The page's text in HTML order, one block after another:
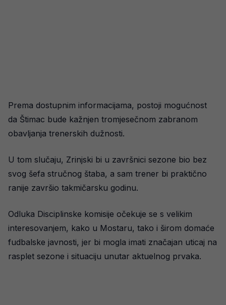
Prema dostupnim informacijama, postoji mogućnost
da Štimac bude kažnjen tromjesečnom zabranom
obavljanja trenerskih dužnosti.
U tom slučaju, Zrinjski bi u završnici sezone bio bez
svog šefa stručnog štaba, a sam trener bi praktično
ranije završio takmičarsku godinu.
Odluka Disciplinske komisije očekuje se s velikim
interesovanjem, kako u Mostaru, tako i širom domaće
fudbalske javnosti, jer bi mogla imati značajan uticaj na
rasplet sezone i situaciju unutar aktuelnog prvaka.